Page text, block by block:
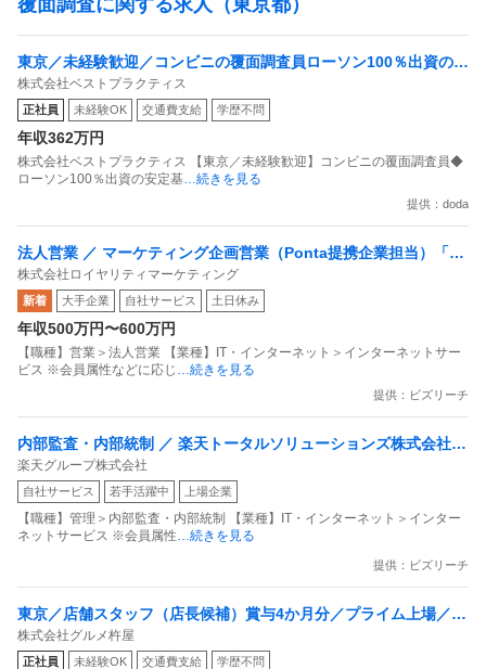
東京／未経験歓迎／コンビニの覆面調査員ローソン100％出資の安
定基盤／月５日在宅／残業月10時間
株式会社ベストプラクティス
正社員 未経験OK 交通費支給 学歴不問
年収362万円
株式会社ベストプラクティス 【東京／未経験歓迎】コンビニの覆面調査員◆
ローソン100％出資の安定基 …続きを見る
提供：doda
法人営業 ／ マーケティング企画営業（Ponta提携企業担当）「国
内最大級の共通ポイントサービスを展開／無駄のない消費社会を
目指すデータマーケティングカンパニー」
株式会社ロイヤリティマーケティング
新着 大手企業 自社サービス 土日休み
年収500万円〜600万円
【職種】営業＞法人営業 【業種】IT・インターネット＞インターネットサー
ビス ※会員属性などに応じ
…続きを見る
提供：ビズリーチ
内部監査・内部統制 ／ 楽天トータルソリューションズ株式会社
戦略事業コンプライアンス支援部 業務統制支援課：ショップコン
プライアンス推進担当（SBCSD）
楽天グループ株式会社
自社サービス 若手活躍中 上場企業
【職種】管理＞内部監査・内部統制 【業種】IT・インターネット＞インター
ネットサービス ※会員属性 …続きを見る
提供：ビズリーチ
東京／店舗スタッフ（店長候補）賞与4か月分／プライム上場／残
業月15H以下／新店オープン多数
株式会社グルメ杵屋
正社員 未経験OK 交通費支給 学歴不問